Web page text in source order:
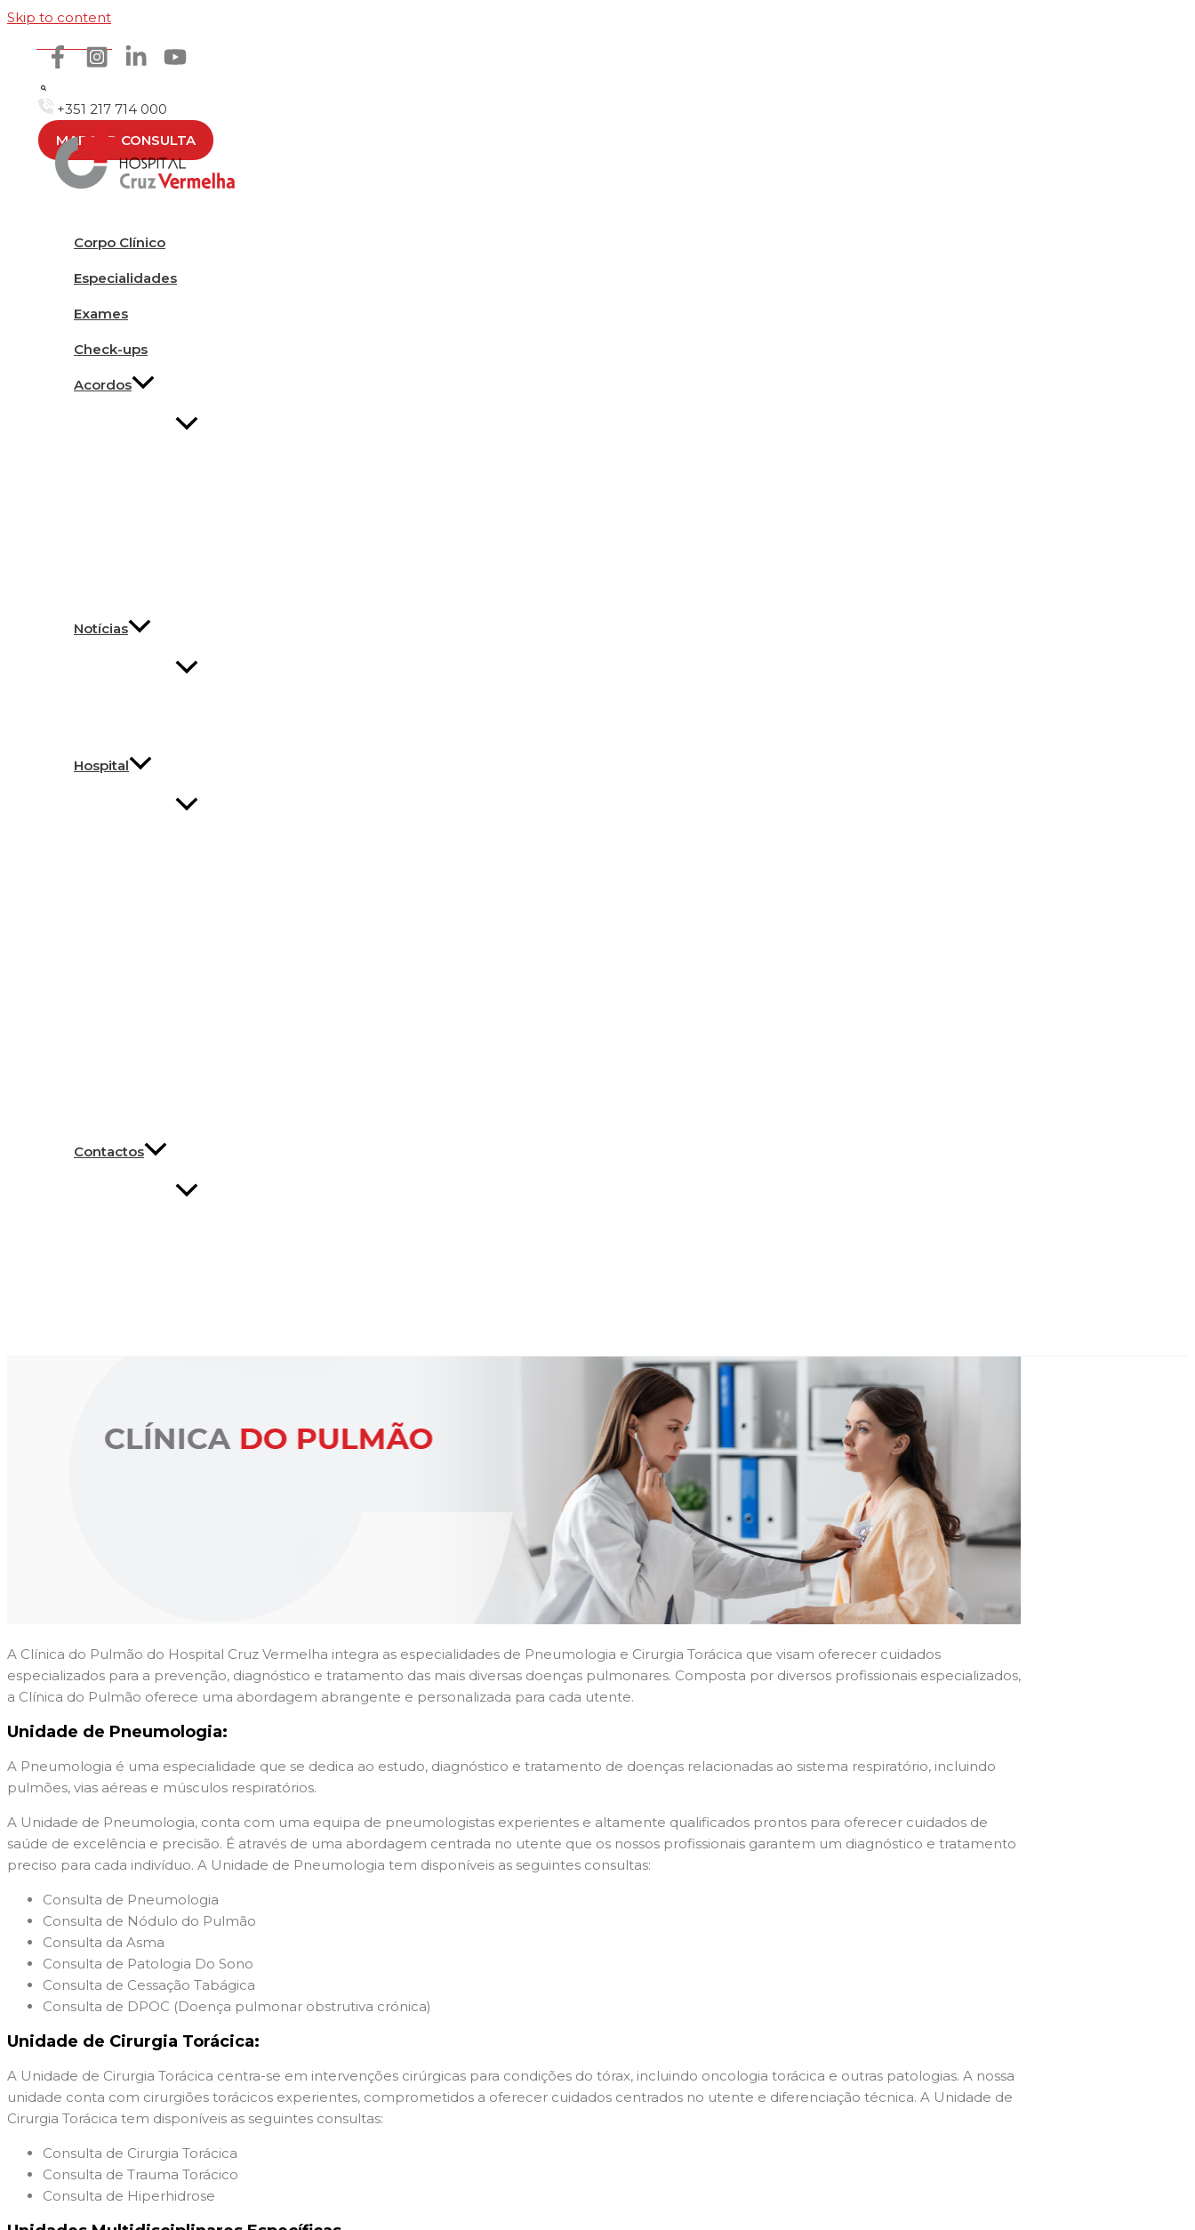
Skip to content
Como chegar
+351 217 714 000
MARCAR CONSULTA
Corpo Clínico
Especialidades
Exames
Check-ups
Acordos
Notícias
Hospital
Contactos
A Clínica do Pulmão do Hospital Cruz Vermelha integra as especialidades de Pneumologia e Cirurgia Torácica que visam oferecer cuidados
especializados para a prevenção, diagnóstico e tratamento das mais diversas doenças pulmonares. Composta por diversos profissionais especializados,
a Clínica do Pulmão oferece uma abordagem abrangente e personalizada para cada utente.
Unidade de Pneumologia:
A Pneumologia é uma especialidade que se dedica ao estudo, diagnóstico e tratamento de doenças relacionadas ao sistema respiratório, incluindo
pulmões, vias aéreas e músculos respiratórios.
A Unidade de Pneumologia, conta com uma equipa de pneumologistas experientes e altamente qualificados prontos para oferecer cuidados de
saúde de excelência e precisão. É através de uma abordagem centrada no utente que os nossos profissionais garantem um diagnóstico e tratamento
preciso para cada indivíduo. A Unidade de Pneumologia tem disponíveis as seguintes consultas:
Consulta de Pneumologia
Consulta de Nódulo do Pulmão
Consulta da Asma
Consulta de Patologia Do Sono
Consulta de Cessação Tabágica
Consulta de DPOC (Doença pulmonar obstrutiva crónica)
Unidade de Cirurgia Torácica:
A Unidade de Cirurgia Torácica centra-se em intervenções cirúrgicas para condições do tórax, incluindo oncologia torácica e outras patologias. A nossa
unidade conta com cirurgiões torácicos experientes, comprometidos a oferecer cuidados centrados no utente e diferenciação técnica. A Unidade de
Cirurgia Torácica tem disponíveis as seguintes consultas:
Consulta de Cirurgia Torácica
Consulta de Trauma Torácico
Consulta de Hiperhidrose